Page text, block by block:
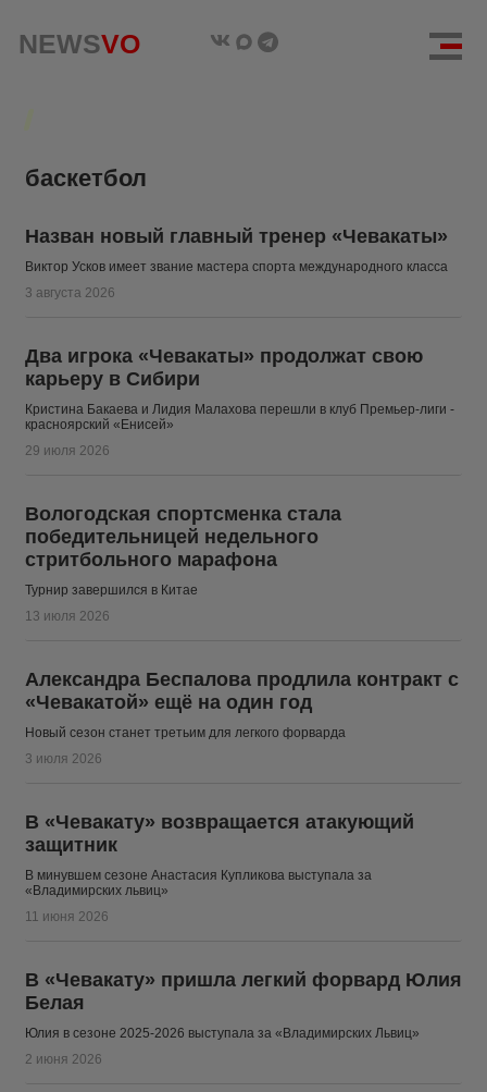
NEWSVO
NEWSVO
баскетбол
Назван новый главный тренер «Чевакаты»
Виктор Усков имеет звание мастера спорта международного класса
3 августа 2026
Два игрока «Чевакаты» продолжат свою
карьеру в Сибири
Кристина Бакаева и Лидия Малахова перешли в клуб Премьер-лиги -
красноярский «Енисей»
29 июля 2026
Вологодская спортсменка стала
победительницей недельного
стритбольного марафона
Турнир завершился в Китае
13 июля 2026
Александра Беспалова продлила контракт с
«Чевакатой» ещё на один год
Новый сезон станет третьим для легкого форварда
3 июля 2026
В «Чевакату» возвращается атакующий
защитник
В минувшем сезоне Анастасия Купликова выступала за
«Владимирских львиц»
11 июня 2026
В «Чевакату» пришла легкий форвард Юлия
Белая
Юлия в сезоне 2025-2026 выступала за «Владимирских Львиц»
2 июня 2026